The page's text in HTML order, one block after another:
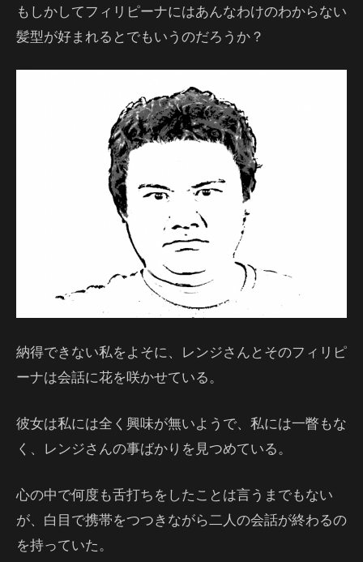
もしかしてフィリピーナにはあんなわけのわからない
髪型が好まれるとでもいうのだろうか？
納得できない私をよそに、レンジさんとそのフィリピ
ーナは会話に花を咲かせている。
彼女は私には全く興味が無いようで、私には一瞥もな
く、レンジさんの事ばかりを見つめている。
心の中で何度も舌打ちをしたことは言うまでもない
が、白目で携帯をつつきながら二人の会話が終わるの
を持っていた。